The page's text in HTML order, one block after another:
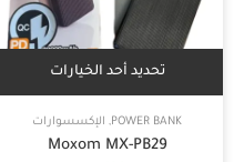
تحديد أحد الخيارات
POWER BANK
, الإكسسوارات
Moxom MX-PB29